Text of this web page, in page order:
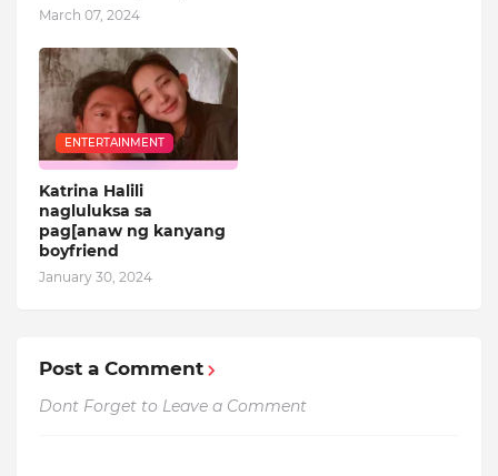
March 07, 2024
ENTERTAINMENT
Katrina Halili
nagluluksa sa
pag[anaw ng kanyang
boyfriend
January 30, 2024
Post a Comment
Dont Forget to Leave a Comment